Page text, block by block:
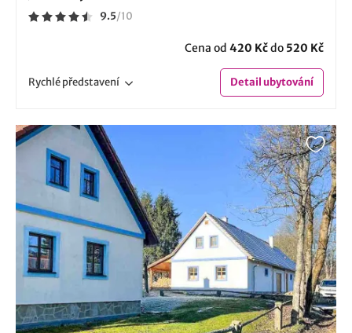
9.5/10
Cena od 420 Kčdo 520 Kč
Rychlépředstavení Detailubytování